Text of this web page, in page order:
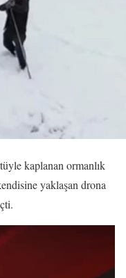
kaplanan ormanlık
yaklaşan drona